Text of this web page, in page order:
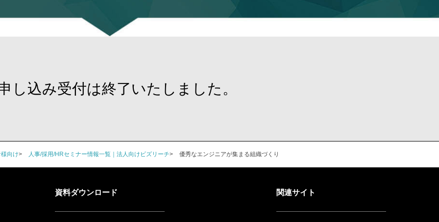
向け 人事/採用/HRセミナー情報一覧｜法人向けビズリーチ 優秀なエンジニアが集まる組織づくり
し込み受付は終了いたしました。
資料ダウンロード 関連サイト